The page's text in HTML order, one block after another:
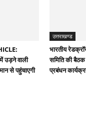
उड़ने वाली
से पहुंचाएगी
उत्तराखण्ड
भारतीय
समिति की
प्रबंधन